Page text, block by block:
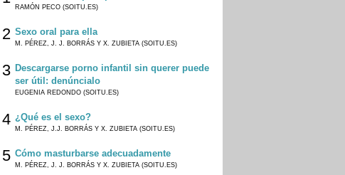
RAMÓN PECO (SOITU.ES)
2 Sexo oral para ella
M. PÉREZ, J. J. BORRÁS Y X. ZUBIETA (SOITU.ES)
3 Descargarse porno infantil sin querer puede
ser útil: denúncialo
EUGENIA REDONDO (SOITU.ES)
4 ¿Qué es el sexo?
M. PÉREZ, J.J. BORRÁS Y X. ZUBIETA (SOITU.ES)
5 Cómo masturbarse adecuadamente
M. PÉREZ, J. J. BORRÁS Y X. ZUBIETA (SOITU.ES)